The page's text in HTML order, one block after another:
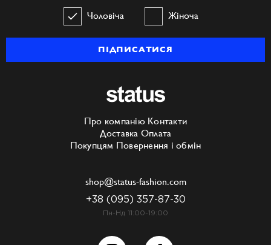
Чоловіча Жіноча
ПІДПИСАТИСЯ
Про компанію Контакти
Доставка Оплата
Покупцям Повернення і обмін
shop@status-fashion.com
+38 (095) 357-87-30
Пн-Нд 11:00-19:00